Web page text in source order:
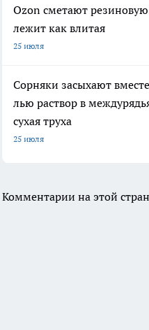
Ozon сметают
лежит как влитая
25 июля
Сорняки засыхают
лью раствор в
сухая труха
25 июля
Комментарии на этой